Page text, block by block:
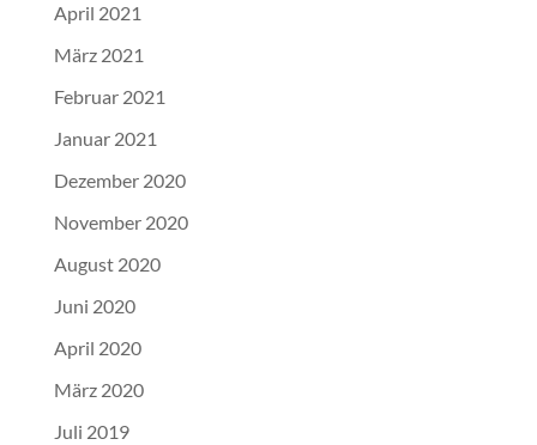
April 2021
März 2021
Februar 2021
Januar 2021
Dezember 2020
November 2020
August 2020
Juni 2020
April 2020
März 2020
Juli 2019